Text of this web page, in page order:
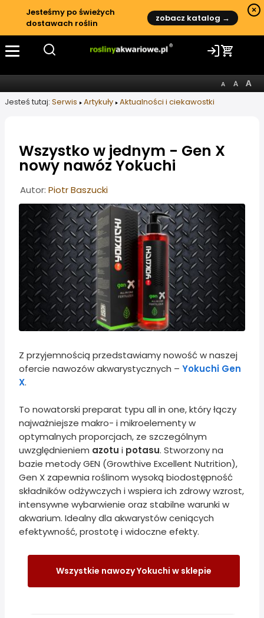
Jesteśmy po świeżych
dostawach roślin
zobacz katalog →
×
Jesteś tutaj: Serwis Artykuły Aktualności i ciekawostki
Wszystko w jednym - Gen X
nowy nawóz Yokuchi
Informacje o artykule
Autor: Piotr Baszucki
Z przyjemnością przedstawiamy nowość w naszej
ofercie nawozów akwarystycznych – Yokuchi Gen
X.
To nowatorski preparat typu all in one, który łączy
najważniejsze makro- i mikroelementy w
optymalnych proporcjach, ze szczególnym
uwzględnieniem azotu i potasu. Stworzony na
bazie metody GEN (Growthive Excellent Nutrition),
Gen X zapewnia roślinom wysoką biodostępność
składników odżywczych i wspiera ich zdrowy wzrost,
intensywne wybarwienie oraz stabilne warunki w
akwarium. Idealny dla akwarystów ceniących
efektywność, prostotę i widoczne efekty.
Wszystkie nawozy Yokuchi w sklepie